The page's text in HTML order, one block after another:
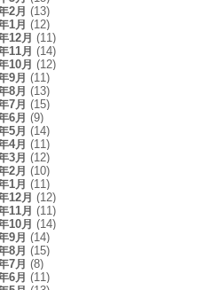
2月 (13)
1月 (12)
12月 (11)
11月 (14)
10月 (12)
9月 (11)
8月 (13)
7月 (15)
6月 (9)
5月 (14)
4月 (11)
3月 (12)
2月 (10)
1月 (11)
12月 (12)
11月 (11)
10月 (14)
9月 (14)
8月 (15)
7月 (8)
6月 (11)